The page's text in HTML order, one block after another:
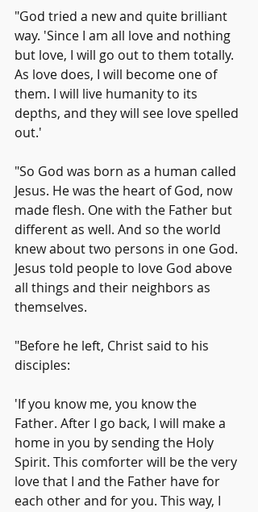
"God tried a new and quite brilliant
way. 'Since I am all love and nothing
but love, I will go out to them totally.
As love does, I will become one of
them. I will live humanity to its
depths, and they will see love spelled
out.'
"So God was born as a human called
Jesus. He was the heart of God, now
made flesh. One with the Father but
different as well. And so the world
knew about two persons in one God.
Jesus told people to love God above
all things and their neighbors as
themselves.
"Before he left, Christ said to his
disciples:
'If you know me, you know the
Father. After I go back, I will make a
home in you by sending the Holy
Spirit. This comforter will be the very
love that I and the Father have for
each other and for you. This way, I